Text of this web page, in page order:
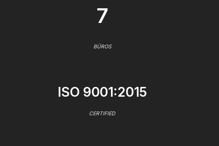
7
BÜROS
ISO 9001:2015
CERTIFIED